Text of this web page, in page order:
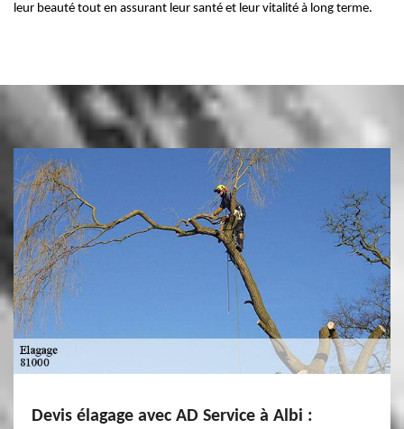
leur beauté tout en assurant leur santé et leur vitalité à long terme.
Devis élagage avec AD Service à Albi :